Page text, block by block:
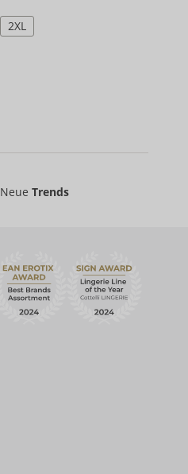
2XL
Neue Trends